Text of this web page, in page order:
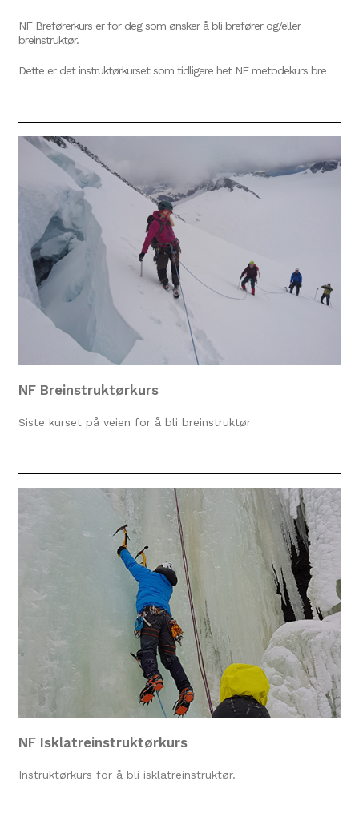
NF Breførerkurs er for deg som ønsker å bli brefører og/eller
breinstruktør.
Dette er det instruktørkurset som tidligere het NF metodekurs bre
NF Breinstruktørkurs
Siste kurset på veien for å bli breinstruktør
NF Isklatreinstruktørkurs
Instruktørkurs for å bli isklatreinstruktør.